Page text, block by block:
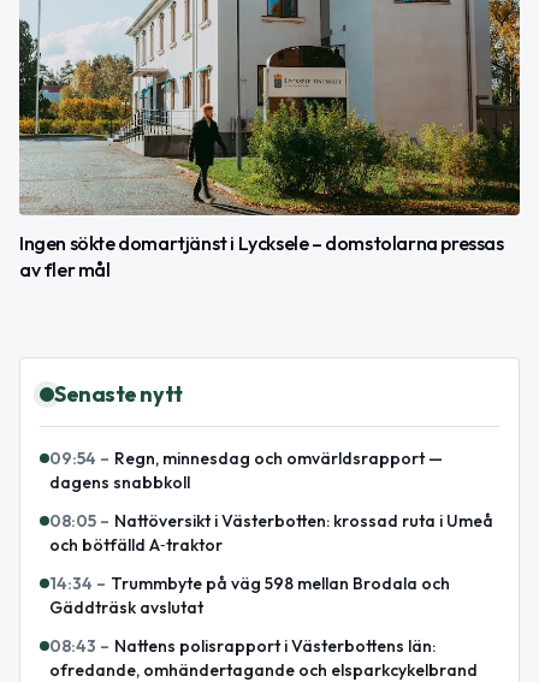
Ingen sökte domartjänst i Lycksele – domstolarna pressas
av fler mål
Senaste nytt
09:54 – Regn, minnesdag och omvärldsrapport —
dagens snabbkoll
08:05 – Nattöversikt i Västerbotten: krossad ruta i Umeå
och bötfälld A‑traktor
14:34 – Trummbyte på väg 598 mellan Brodala och
Gäddträsk avslutat
08:43 – Nattens polisrapport i Västerbottens län:
ofredande, omhändertagande och elsparkcykelbrand